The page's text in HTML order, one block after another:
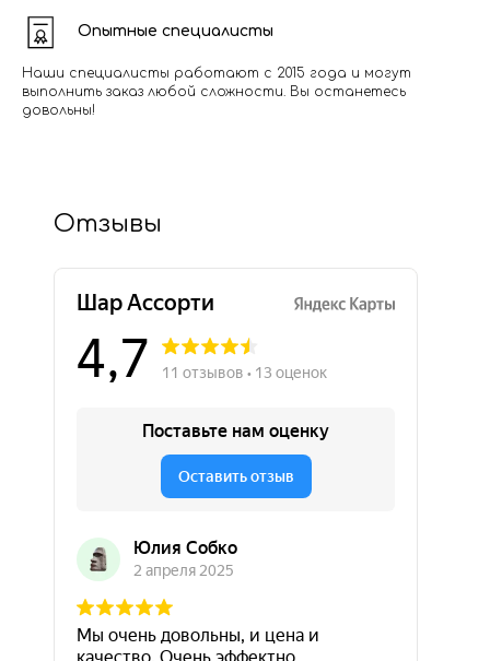
Опытные специалисты
Наши специалисты работают с 2015 года и могут
выполнить заказ любой сложности. Вы останетесь
довольны!
Отзывы